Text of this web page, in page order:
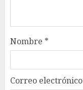
Nombre *
Correo electrónico